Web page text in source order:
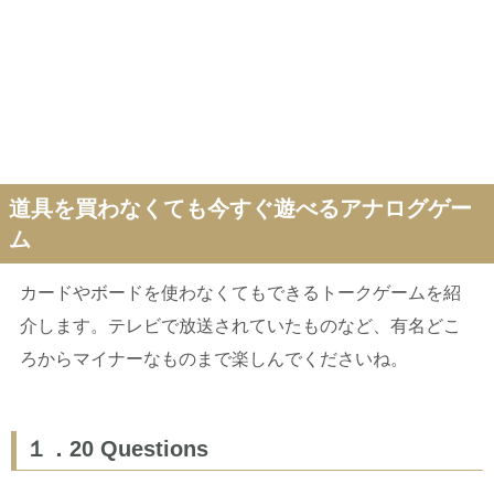
道具を買わなくても今すぐ遊べるアナログゲー
ム
カードやボードを使わなくてもできるトークゲームを紹
介します。テレビで放送されていたものなど、有名どこ
ろからマイナーなものまで楽しんでくださいね。
１．20 Questions